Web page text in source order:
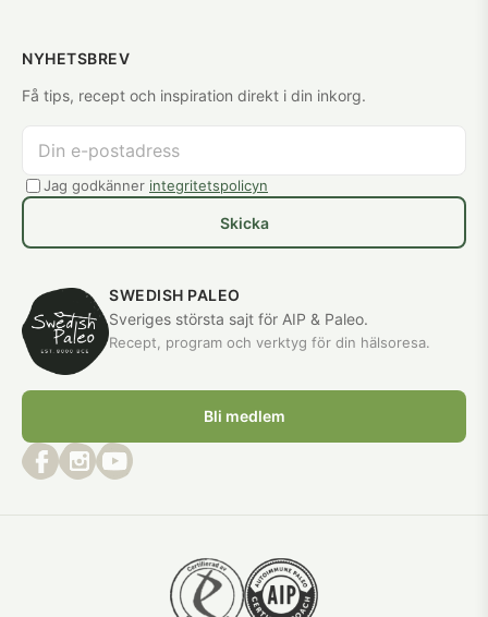
SWEDISH PALEO
Sveriges största sajt för AIP & Paleo.
Recept, program och verktyg för din hälsoresa.
Bli medlem
NYHETSBREV
Få tips, recept och inspiration direkt i din inkorg.
Jag godkänner integritetspolicyn
Skicka